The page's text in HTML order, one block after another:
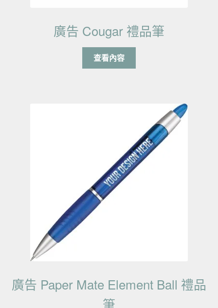
廣告 Cougar 禮品筆
查看內容
廣告 Paper Mate Element Ball 禮品
筆